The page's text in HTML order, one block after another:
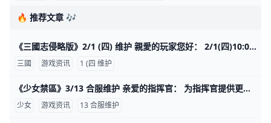
🔥 推荐文章 🎶
《三國志侵略版》2/1 (四) 维护 親愛的玩家您好： 2/1(四)10:00-11:30服務器將會停機維護，維護前請記得領取獎勵，並且提早下線，感謝您的支持。 ★新年龍行大運福利簽
三國 游戏资讯 1 (四 维护
《少女禁區》3/13 合服维护 亲爱的指挥官： 为指挥官提供更良好的游戏环境，我们将对以下服务器进行合服。 停服时间：3月13日 14：00 - 16：00 101-120服 –> 101服
少女 游戏资讯 13 合服维护